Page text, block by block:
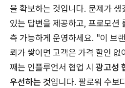
을 확보하는 것입니다. 문제가
있는 답변을 제공하고, 프로모션
측 가능하게 운영하세요. "이 브
뢰가 쌓이면 고객은 가격 할인 없
째는 인플루언서 협업 시 광고성
우선하는 것입니다. 팔로워 수보